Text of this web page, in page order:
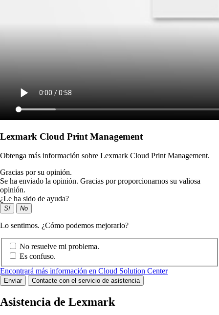
Lexmark Cloud Print Management
Obtenga más información sobre Lexmark Cloud Print Management.
Gracias por su opinión.
Se ha enviado la opinión. Gracias por proporcionarnos su valiosa
opinión.
¿Le ha sido de ayuda?
Sí No
Lo sentimos. ¿Cómo podemos mejorarlo?
No resuelve mi problema.
Es confuso.
Encontrará más información en Cloud Solution Center
Enviar Contacte con el servicio de asistencia
Asistencia de Lexmark